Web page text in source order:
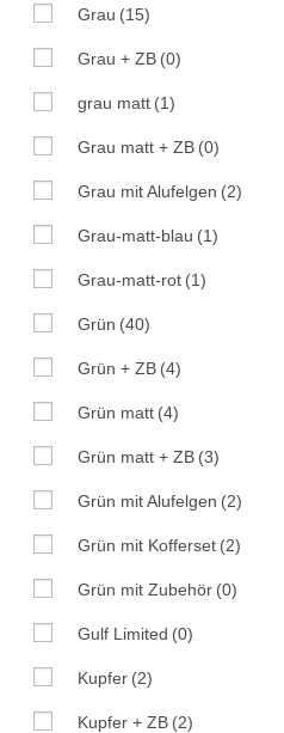
Grau (15)
Grau + ZB (0)
grau matt (1)
Grau matt + ZB (0)
Grau mit Alufelgen (2)
Grau-matt-blau (1)
Grau-matt-rot (1)
Grün (40)
Grün + ZB (4)
Grün matt (4)
Grün matt + ZB (3)
Grün mit Alufelgen (2)
Grün mit Kofferset (2)
Grün mit Zubehör (0)
Gulf Limited (0)
Kupfer (2)
Kupfer + ZB (2)